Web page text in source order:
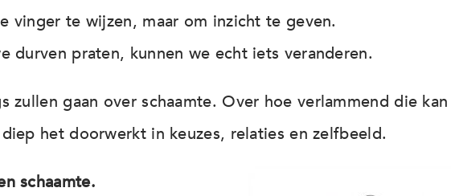
vinger te wijzen, maar om inzicht te geven.
durven praten, kunnen we echt iets veranderen.
zullen gaan over schaamte. Over hoe verlammend die
het doorwerkt in keuzes, relaties en zelfbeeld.
schaamte.